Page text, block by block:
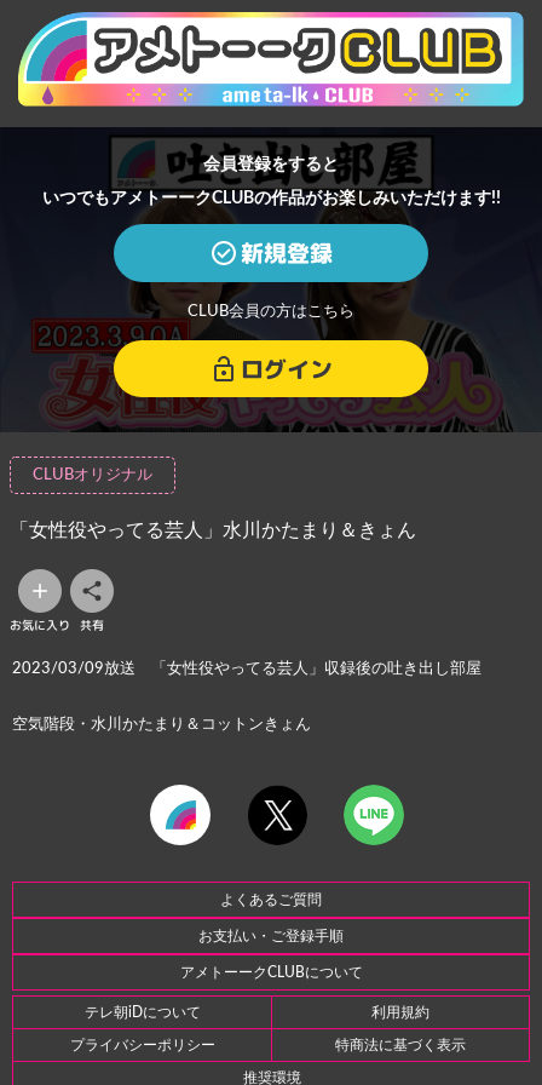
会員登録をすると
いつでもアメトーークCLUBの作品がお楽しみいただけます!!
新規登録
CLUB会員の方はこちら
ログイン
CLUBオリジナル
「女性役やってる芸人」水川かたまり＆きょん
お気に入り 共有
2023/03/09放送 「女性役やってる芸人」収録後の吐き出し部屋
空気階段・水川かたまり＆コットンきょん
よくあるご質問
お支払い・ご登録手順
アメトーークCLUBについて
テレ朝iDについて 利用規約
プライバシーポリシー 特商法に基づく表示
推奨環境